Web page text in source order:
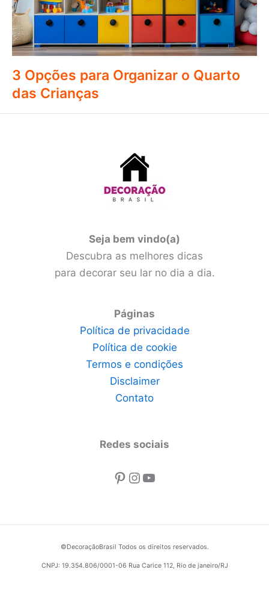
3 Opções para Organizar o Quarto
das Crianças
Seja bem vindo(a)
Descubra as melhores dicas
para decorar seu lar no dia a dia.
Páginas
Política de privacidade
Política de cookie
Termos e condições
Disclaimer
Contato
Redes sociais
Pinterest
Instagram
Youtube
©DecoraçãoBrasil Todos os direitos reservados.
CNPJ: 19.354.806/0001-06 Rua Carice 112, Rio de janeiro/RJ